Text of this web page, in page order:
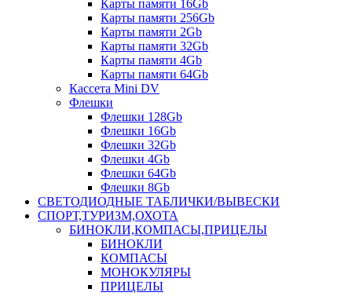
Карты памяти 16Gb
Карты памяти 256Gb
Карты памяти 2Gb
Карты памяти 32Gb
Карты памяти 4Gb
Карты памяти 64Gb
Кассета Mini DV
Флешки
Флешки 128Gb
Флешки 16Gb
Флешки 32Gb
Флешки 4Gb
Флешки 64Gb
Флешки 8Gb
СВЕТОДИОДНЫЕ ТАБЛИЧКИ/ВЫВЕСКИ
СПОРТ,ТУРИЗМ,ОХОТА
БИНОКЛИ,КОМПАСЫ,ПРИЦЕЛЫ
БИНОКЛИ
КОМПАСЫ
МОНОКУЛЯРЫ
ПРИЦЕЛЫ